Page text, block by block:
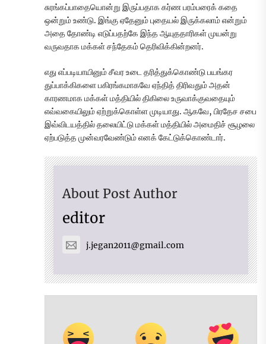
சுரங்கப்பாதையொன்று இருப்பதாக கர்ண பரம்பரைக் கதை
ஒன்றும் உண்டு. இங்கு ஏதேனும் புதையல் இருக்கலாம் என்றும்
அதை தோண்டி எடுப்பதற்கே இந்த ஆயுததாரிகள் முயன்று
வருவதாக மக்கள் சந்தேகம் தெரிவிக்கின்றனர்.
எது எப்படியாயினும் சீவர உடை தரித்துக்கொண்டு பயங்கர
துப்பாக்கிகளை பகிரங்கமாகவே ஏந்தித் திரிவதும் அதன்
காரணமாக மக்கள் மத்தியில் திகிலை உருவாக்குவதையும்
எவ்வகையிலும் ஏற்றுக்கொள்ள முடியாது. ஆகவே, பிரதேச சபை
இவ்விடயத்தில் தலையிட்டு மக்கள் மத்தியில் அமைதிச் சூழலை
ஏற்படுத்த முன்வரவேண்டும் எனக் கேட்டுக்கொண்டார்.
About Post Author
editor
j.jegan2011@gmail.com